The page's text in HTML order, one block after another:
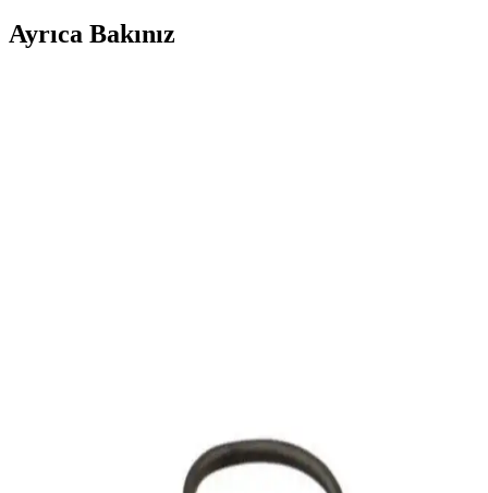
Ayrıca Bakınız
Çin Üretimi STM32 Kartlarda USB Type-C CC Pin
Direnç Desteği Ekleme Yöntemleri ve Önemi